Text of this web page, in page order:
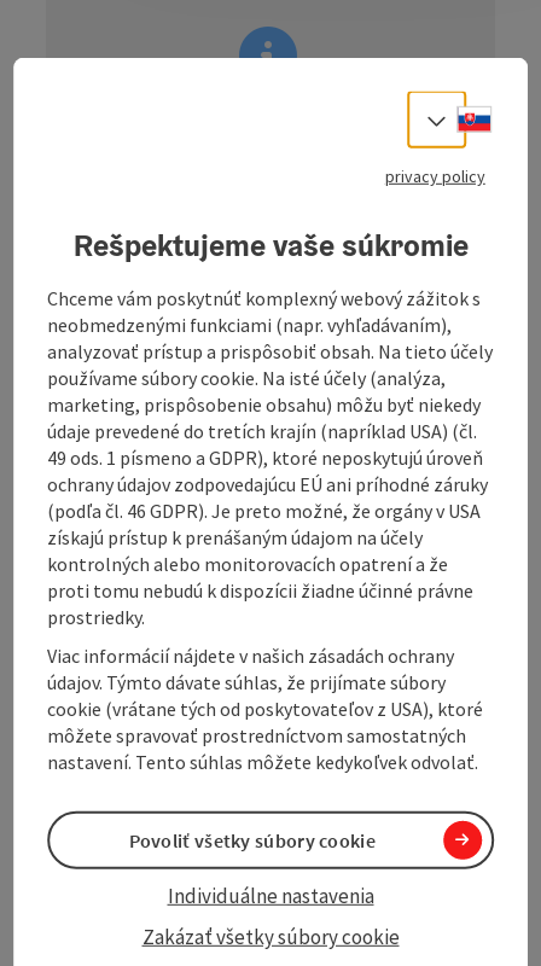
Description: The navigation for this tour is
signposting on site.
page and use it conveniently on your
navigation device or smartphone.
Mysterious, mystical, cross-border best describes this
fine tour through the Mühlviertel and the region
around Lipno on the Vltava reservoir. A tour that could
not be more varied - hilly passages, flat meadow
paths alternate with extensive stretches along the
loop. Great panoramic views included.
Tour and route information
Select
privacy policy
Rešpektujeme vaše súkromie
Chceme vám poskytnúť komplexný webový zážitok s
neobmedzenými funkciami (napr. vyhľadávaním),
analyzovať prístup a prispôsobiť obsah. Na tieto účely
používame súbory cookie. Na isté účely (analýza,
marketing, prispôsobenie obsahu) môžu byť niekedy
údaje prevedené do tretích krajín (napríklad USA) (čl.
49 ods. 1 písmeno a GDPR), ktoré neposkytujú úroveň
ochrany údajov zodpovedajúcu EÚ ani príhodné záruky
(podľa čl. 46 GDPR). Je preto možné, že orgány v USA
získajú prístup k prenášaným údajom na účely
kontrolných alebo monitorovacích opatrení a že
proti tomu nebudú k dispozícii žiadne účinné právne
prostriedky.
Viac informácií nájdete v našich zásadách ochrany
údajov. Týmto dávate súhlas, že prijímate súbory
cookie (vrátane tých od poskytovateľov z USA), ktoré
môžete spravovať prostredníctvom samostatných
nastavení. Tento súhlas môžete kedykoľvek odvolať.
Zakázať všetky súbory cookie
Individuálne nastavenia
Povoliť všetky súbory cookie